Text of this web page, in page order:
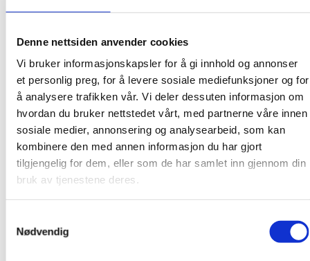
Denne nettsiden anvender cookies
Vi bruker informasjonskapsler for å gi innhold og annonser
et personlig preg, for å levere sosiale mediefunksjoner og for
å analysere trafikken vår. Vi deler dessuten informasjon om
hvordan du bruker nettstedet vårt, med partnerne våre innen
sosiale medier, annonsering og analysearbeid, som kan
kombinere den med annen informasjon du har gjort
tilgjengelig for dem, eller som de har samlet inn gjennom din
bruk av tjenestene deres.
Nødvendig
Wing Wah House
Wing Wah House